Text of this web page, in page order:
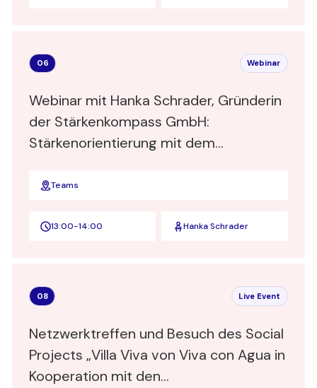
06 Webinar
Webinar mit Hanka Schrader, Gründerin
der Stärkenkompass GmbH:
Stärkenorientierung mit dem
Teams
13:00-14:00 Hanka Schrader
08 Live Event
Netzwerktreffen und Besuch des Social
Projects „Villa Viva von Viva con Agua in
Kooperation mit den